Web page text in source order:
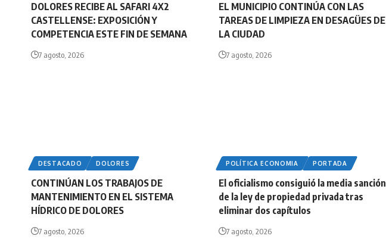
DOLORES RECIBE AL SAFARI 4X2
CASTELLENSE: EXPOSICIÓN Y
COMPETENCIA ESTE FIN DE SEMANA
7 agosto, 2026
EL MUNICIPIO CONTINÚA CON LAS
TAREAS DE LIMPIEZA EN DESAGÜES DE
LA CIUDAD
7 agosto, 2026
DESTACADO DOLORES
CONTINÚAN LOS TRABAJOS DE
MANTENIMIENTO EN EL SISTEMA
HÍDRICO DE DOLORES
7 agosto, 2026
POLÍTICA ECONOMIA PORTADA
El oficialismo consiguió la media sanción
de la ley de propiedad privada tras
eliminar dos capítulos
7 agosto, 2026